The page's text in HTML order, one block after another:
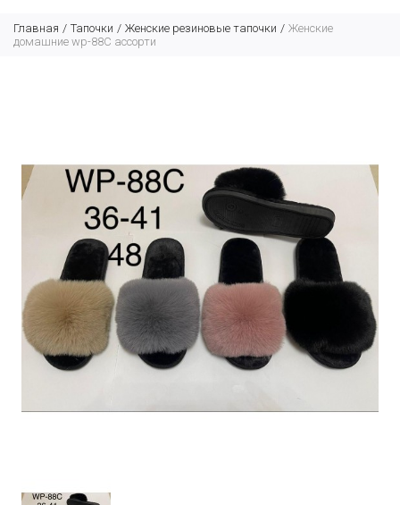
Главная Тапочки Женские резиновые тапочки
Женские
домашние wp-88C ассорти